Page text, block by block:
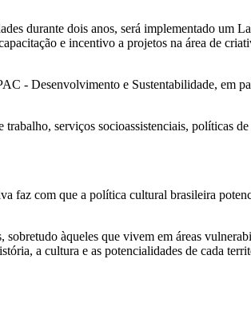
durante dois anos, será implementado um
e incentivo a projetos na área de
- Desenvolvimento e Sustentabilidade, em
serviços socioassistenciais, políticas
faz com que a política cultural brasileira
àqueles que vivem em áreas
a cultura e as potencialidades de cada